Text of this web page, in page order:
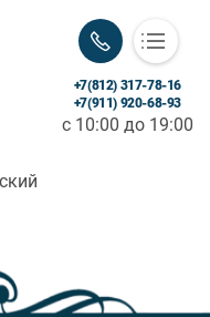
+7(812) 317-78-16
+7(911) 920-68-93
c 10:00 до 19:00